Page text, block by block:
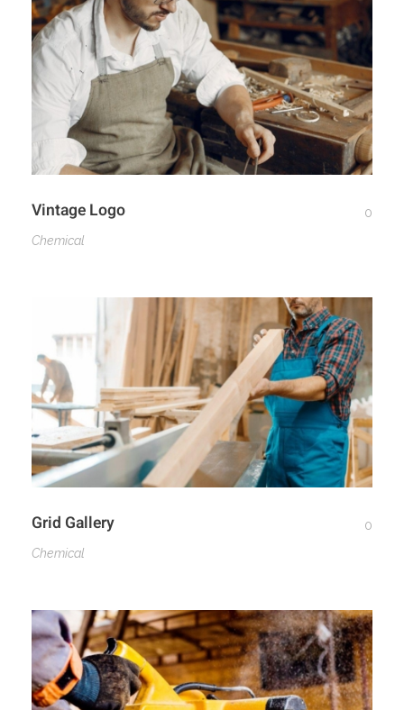
Vintage Logo
0
Chemical
Grid Gallery
0
Chemical